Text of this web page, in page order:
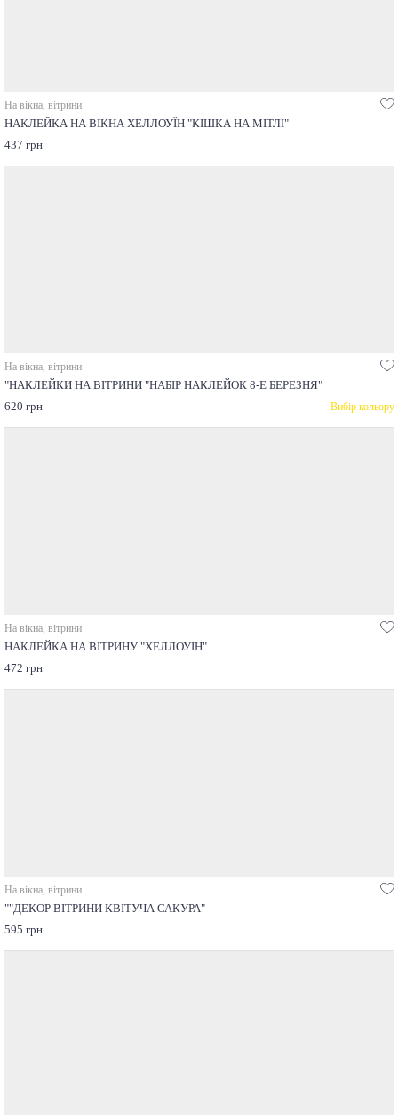
На вікна, вітрини
НАКЛЕЙКА НА ВІКНА ХЕЛЛОУЇН "КІШКА НА МІТЛІ"
437 грн
На вікна, вітрини
"НАКЛЕЙКИ НА ВІТРИНИ "НАБІР НАКЛЕЙОК 8-Е БЕРЕЗНЯ"
620 грн
Вибір кольору
На вікна, вітрини
НАКЛЕЙКА НА ВІТРИНУ "ХЕЛЛОУІН"
472 грн
На вікна, вітрини
""ДЕКОР ВІТРИНИ КВІТУЧА САКУРА"
595 грн